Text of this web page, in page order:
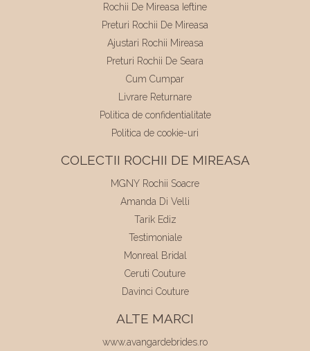
Rochii De Mireasa Ieftine
Preturi Rochii De Mireasa
Ajustari Rochii Mireasa
Preturi Rochii De Seara
Cum Cumpar
Livrare Returnare
Politica de confidentialitate
Politica de cookie-uri
COLECTII ROCHII DE MIREASA
MGNY Rochii Soacre
Amanda Di Velli
Tarik Ediz
Testimoniale
Monreal Bridal
Ceruti Couture
Davinci Couture
ALTE MARCI
www.avangardebrides.ro